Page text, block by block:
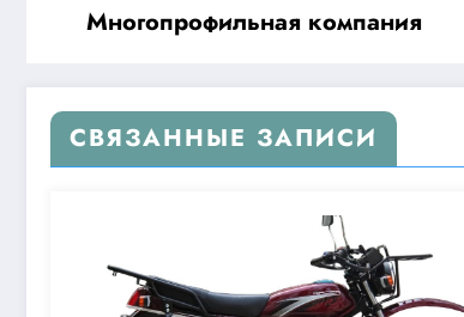
Многопрофильная компания
СВЯЗАННЫЕ ЗАПИСИ